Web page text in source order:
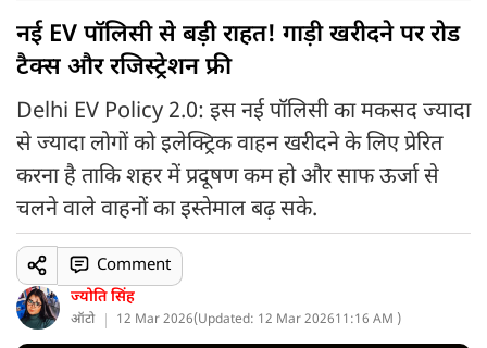
नई EV पॉलिसी से बड़ी राहत! गाड़ी खरीदने पर रोड
टैक्स और रजिस्ट्रेशन फ्री
Delhi EV Policy 2.0: इस नई पॉलिसी का मकसद ज्यादा
से ज्यादा लोगों को इलेक्ट्रिक वाहन खरीदने के लिए प्रेरित
करना है ताकि शहर में प्रदूषण कम हो और साफ ऊर्जा से
चलने वाले वाहनों का इस्तेमाल बढ़ सके.
ज्योति सिंह
ऑटो 12 Mar 2026(Updated: 12 Mar 202611:16 AM )
Comment